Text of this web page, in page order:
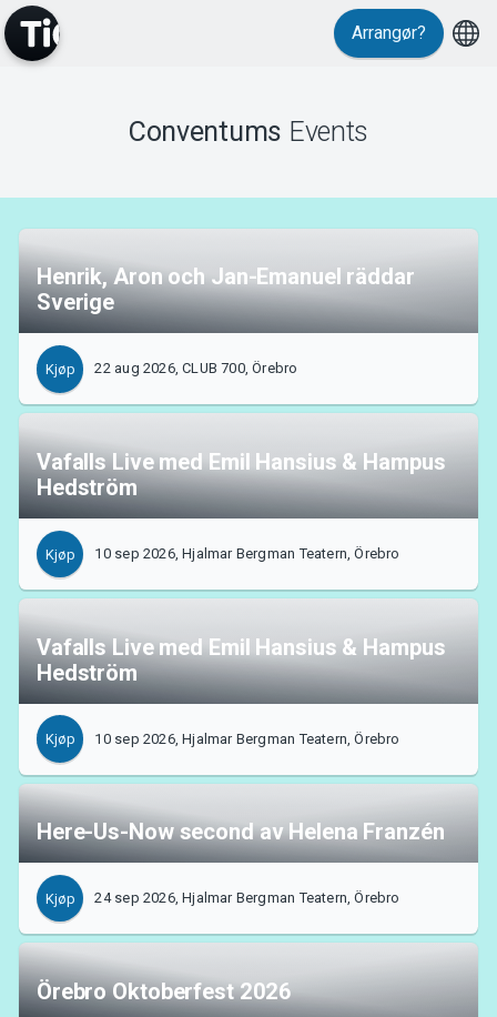
MyTickster
Support
Arrangør?
Conventums Events
Henrik, Aron och Jan-Emanuel räddar
Sverige
Kjøp 22 aug 2026, CLUB 700, Örebro
Vafalls Live med Emil Hansius & Hampus
Hedström
Kjøp 10 sep 2026, Hjalmar Bergman Teatern, Örebro
Vafalls Live med Emil Hansius & Hampus
Hedström
Kjøp 10 sep 2026, Hjalmar Bergman Teatern, Örebro
Here-Us-Now second av Helena Franzén
Kjøp 24 sep 2026, Hjalmar Bergman Teatern, Örebro
Örebro Oktoberfest 2026